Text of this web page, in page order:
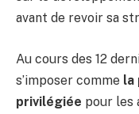
avant de revoir sa
Au cours des 12
s’imposer comme la
privilégiée pour les